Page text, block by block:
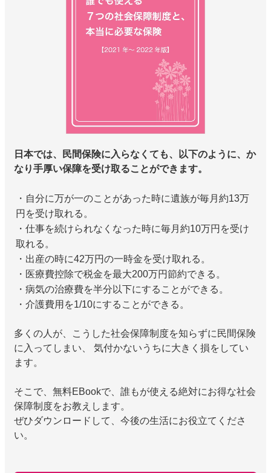
日本では、民間保険に入らなくても、以下のように、か
なり手厚い保障を受け取ることができます。
・自分に万が一のことがあった時に遺族が毎月約13万
円を受け取れる。
・仕事を続けられなくなった時に毎月約10万円を受け
取れる。
・出産の時に42万円の一時金を受け取れる。
・医療費控除で税金を最大200万円節約できる。
・病気の治療費を半分以下にすることができる。
・介護費用を1/10にすることができる。
多くの人が、こうした社会保障制度を知らずに民間保険
に入ってしまい、 気付かないうちに大きく損をしてい
ます。
そこで、無料EBookで、誰もが使える絶対にお得な社会
保障制度をお教えします。
ぜひダウンロードして、今後の生活にお役立てくださ
い。